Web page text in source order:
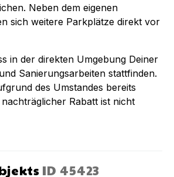
Neben dem eigenen
sich weitere Parkplätze direkt vor
in der direkten Umgebung Deiner
Sanierungsarbeiten stattfinden.
des Umstandes bereits
Rabatt ist nicht
ID 45423